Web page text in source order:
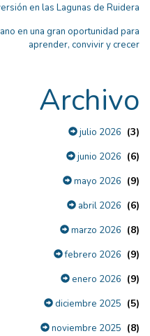
en las Lagunas de Ruidera
en una gran oportunidad para
aprender, convivir y crecer
Archivo
julio 2026 (3)
junio 2026 (6)
mayo 2026 (9)
abril 2026 (6)
marzo 2026 (8)
febrero 2026 (9)
enero 2026 (9)
diciembre 2025 (5)
noviembre 2025 (8)